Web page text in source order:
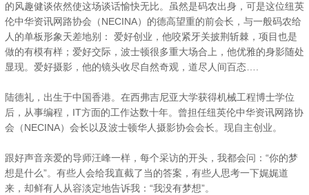
的风趣健谈依然使这场谈话愉快无比。虽然是码农出身，可是这位纽英
伦中华资讯网路协会（NECINA）的德高望重的前会长，与一般码农给
人的单板形象天差地别： 爱好创业，他咬紧牙关披荆斩棘，项目也是
做的有模有样；爱好交际，波士顿很多重大场合上，他优雅的身影随处
显现。爱好摄影，他的镜头收尽自然奇观，道尽人间百态….
陆德礼，出生于中国香港。在西弗吉尼亚大学获得机械工程博士学位
后，从事编程，IT方面的工作达数十年。曾担任纽英伦中华资讯网路协
会（NECINA）会长以及波士顿华人摄影协会会长。现自主创业。
跟好声音亲爱的导师汪峰一样，每个采访的开头，我都会问：“你的梦
想是什么”。有些人会给我直截了当的答案，有些人思考一下娓娓道
来，却鲜有人从容淡定地告诉我：“我没有梦想”。